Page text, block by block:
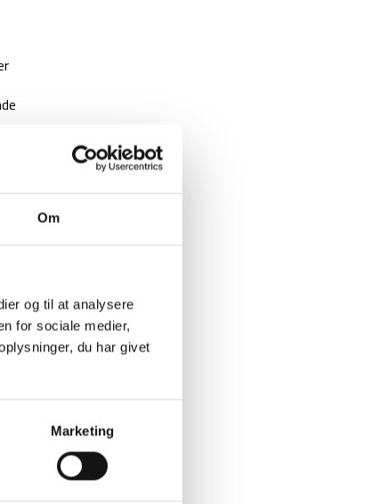
Om
og til at analysere
for sociale medier,
du har givet
Marketing
du